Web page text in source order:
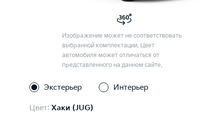
Изображение может не соответствовать
выбранной комплектации. Цвет
автомобиля может отличаться от
представленного на данном сайте.
Экстерьер Интерьер
Цвет: Хаки (JUG)